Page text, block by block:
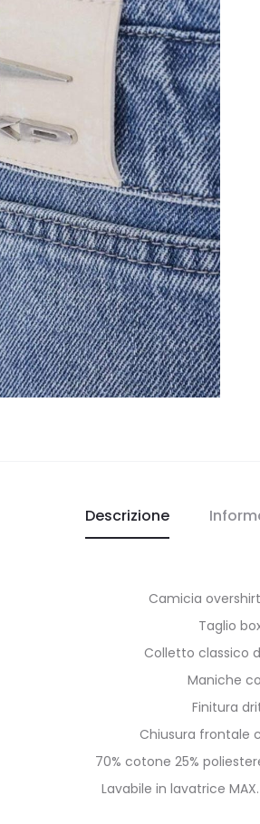
Descrizione
Camicia
Taglio
Colletto classico
Maniche
Finitura
Chiusura frontale
70% cotone 25%
Lavabile in lavatrice